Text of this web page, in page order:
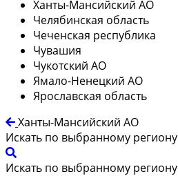
Ханты-Мансийский АО
Челябинская область
Чеченская республика
Чувашия
Чукотский АО
Ямало-Ненецкий АО
Ярославская область
Ханты-Мансийский АО
Искать по выбранному региону
Искать по выбранному региону